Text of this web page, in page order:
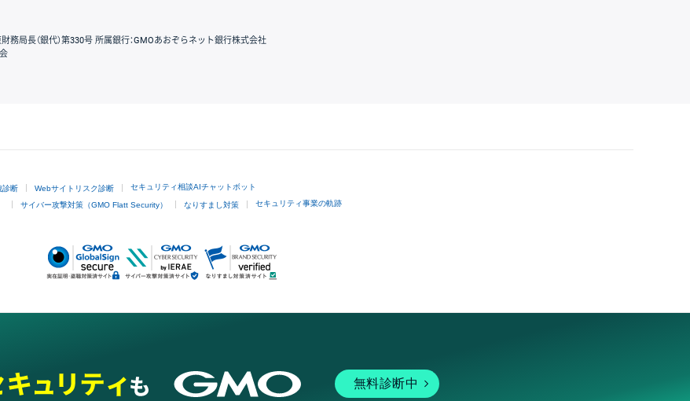
局長（銀代）第330号 所属銀行：GMOあおぞらネット銀行株式会社
診断 Webサイトリスク診断 セキュリティ相談AIチャットボット
サイバー攻撃対策（GMO Flatt Security） なりすまし対策 セキュリティ事業の軌跡
無料診断中